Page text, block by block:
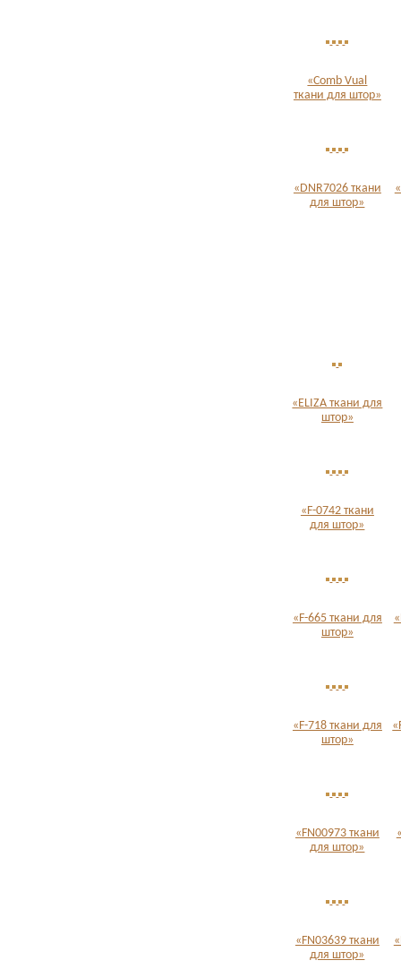
«Comb Vual
ткани для штор»
«DNR7026 ткани
для штор»
«ELIZA ткани для
штор»
«F-0742 ткани
для штор»
«F-665 ткани для
штор»
«F-718 ткани для
штор»
«FN00973 ткани
для штор»
«FN03639 ткани
для штор»